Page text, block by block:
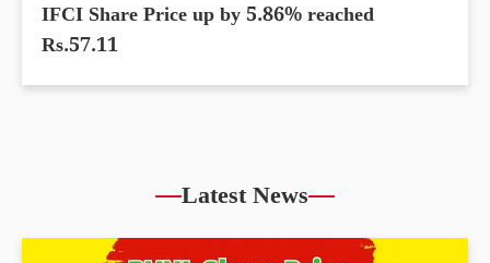
IFCI Share Price up by 5.86% reached
Rs.57.11
Latest News